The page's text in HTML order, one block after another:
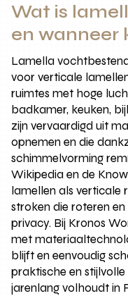
Wat is
en wanneer
Lamella
voor verticale
ruimtes met hoge
badkamer, keuken,
zijn vervaardigd uit
opnemen en die
schimmelvorming
Wikipedia en de
lamellen als verticale
stroken die roteren
privacy. Bij Kronos
met
blijft en eenvoudig
praktische en
jarenlang volhoudt in